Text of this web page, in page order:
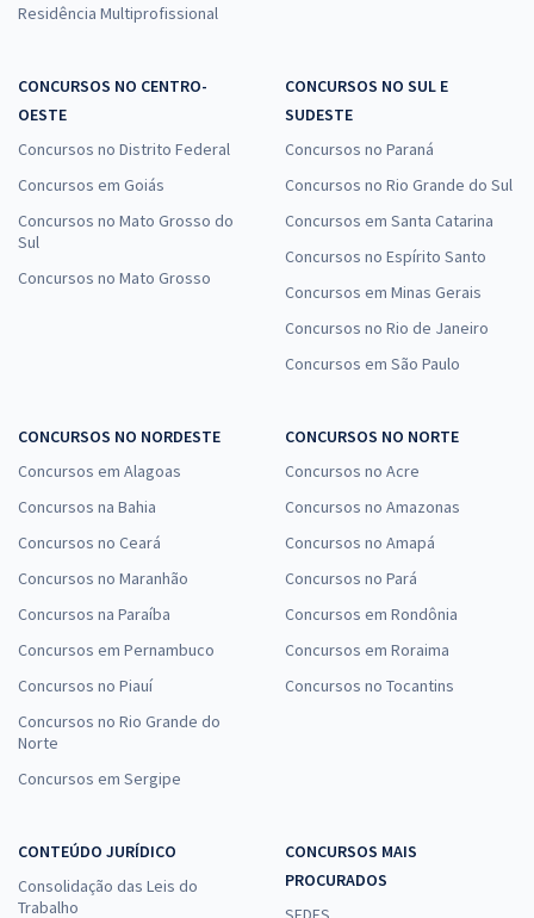
Residência Multiprofissional
CONCURSOS NO CENTRO-
OESTE
Concursos no Distrito Federal
Concursos em Goiás
Concursos no Mato Grosso do
Sul
Concursos no Mato Grosso
CONCURSOS NO SUL E
SUDESTE
Concursos no Paraná
Concursos no Rio Grande do Sul
Concursos em Santa Catarina
Concursos no Espírito Santo
Concursos em Minas Gerais
Concursos no Rio de Janeiro
Concursos em São Paulo
CONCURSOS NO NORDESTE
Concursos em Alagoas
Concursos na Bahia
Concursos no Ceará
Concursos no Maranhão
Concursos na Paraíba
Concursos em Pernambuco
Concursos no Piauí
Concursos no Rio Grande do
Norte
Concursos em Sergipe
CONCURSOS NO NORTE
Concursos no Acre
Concursos no Amazonas
Concursos no Amapá
Concursos no Pará
Concursos em Rondônia
Concursos em Roraima
Concursos no Tocantins
CONTEÚDO JURÍDICO
Consolidação das Leis do
Trabalho
CONCURSOS MAIS
PROCURADOS